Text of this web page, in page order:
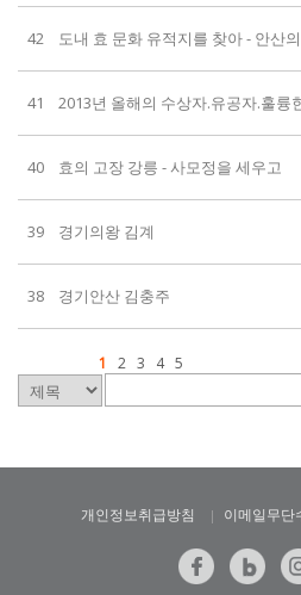
42 도내 효 문화 유적지를 찾아 - 안산
41 2013년 올해의 수상자.유공자.훌륭
40 효의 고장 강릉 - 사모정을 세우고
39 경기의왕 김계
38 경기안산 김충주
1 2 3 4 5
개인정보취급방침 이메일무단